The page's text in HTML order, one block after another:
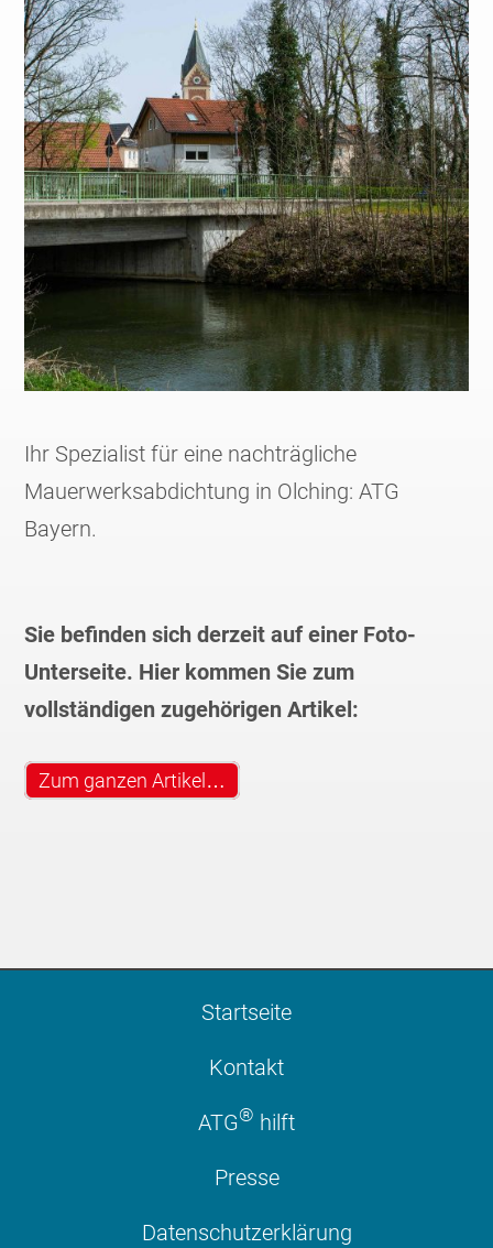
Ihr Spezialist für eine nachträgliche
Mauerwerksabdichtung in Olching: ATG
Bayern.
Sie befinden sich derzeit auf einer Foto-
Unterseite. Hier kommen Sie zum
vollständigen zugehörigen Artikel:
Zum ganzen Artikel…
Startseite
Kontakt
ATG® hilft
Presse
Datenschutzerklärung